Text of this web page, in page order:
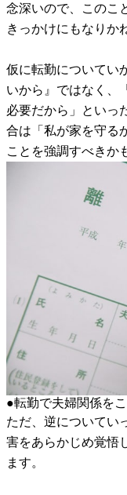
念深いので、このこ
きっかけにもなりか
仮に転勤についてい
いから』ではなく、
必要だから」といっ
合は「私が家を守る
ことを強調すべきか
●転勤で夫婦関係を
ただ、逆についてい
害をあらかじめ覚悟
ます。